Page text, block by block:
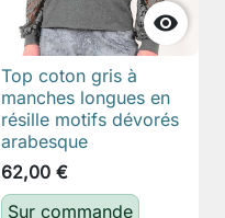

Top coton gris à
manches longues en
résille motifs dévorés
arabesque
62,00 €
Sur commande